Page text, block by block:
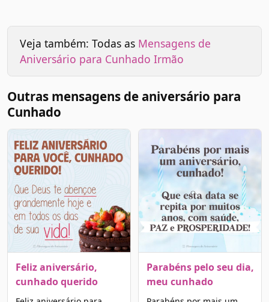
Veja também: Todas as Mensagens de
Aniversário para Cunhado Irmão
Outras mensagens de aniversário para
Cunhado
Feliz aniversário,
cunhado querido
Parabéns pelo seu dia,
meu cunhado